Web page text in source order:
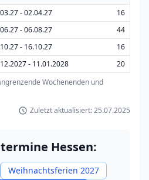
- 02.04.27
16
- 06.08.27
44
- 16.10.27
16
- 11.01.2028
20
Wochenenden und
Zuletzt aktualisiert: 25.07.2025
Hessen:
Weihnachtsferien 2027